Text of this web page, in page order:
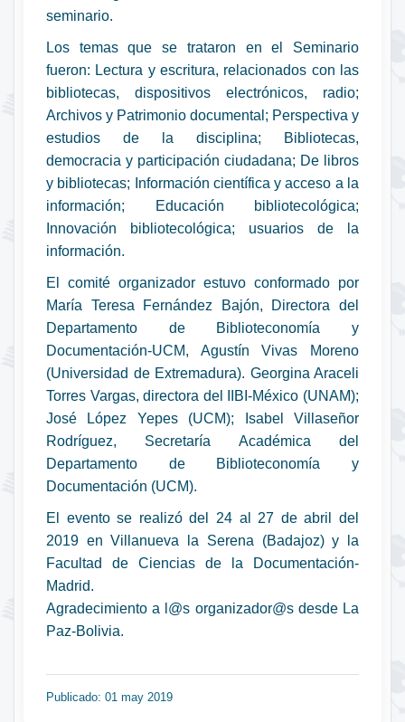
seminario.
Los temas que se trataron en el Seminario
fueron: Lectura y escritura, relacionados con las
bibliotecas, dispositivos electrónicos, radio;
Archivos y Patrimonio documental; Perspectiva y
estudios de la disciplina; Bibliotecas,
democracia y participación ciudadana; De libros
y bibliotecas; Información científica y acceso a la
información; Educación bibliotecológica;
Innovación bibliotecológica; usuarios de la
información.
El comité organizador estuvo conformado por
María Teresa Fernández Bajón, Directora del
Departamento de Biblioteconomía y
Documentación-UCM, Agustín Vivas Moreno
(Universidad de Extremadura). Georgina Araceli
Torres Vargas, directora del IIBI-México (UNAM);
José López Yepes (UCM); Isabel Villaseñor
Rodríguez, Secretaría Académica del
Departamento de Biblioteconomía y
Documentación (UCM).
El evento se realizó del 24 al 27 de abril del
2019 en Villanueva la Serena (Badajoz) y la
Facultad de Ciencias de la Documentación-
Madrid.
Agradecimiento a l@s organizador@s desde La
Paz-Bolivia.
Publicado: 01 may 2019